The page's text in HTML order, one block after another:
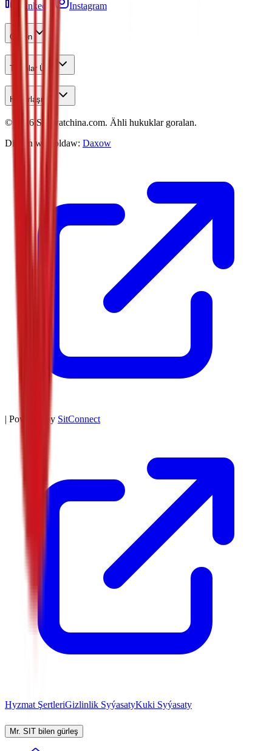
LinkedIn Instagram
Öwren
Talyplar Üçin
Habarlaşmak
© 2026 Studyatchina.com. Ähli hukuklar goralan.
Dizaýn we goldaw: Daxow
| Powered by SitConnect
Hyzmat ŞertleriGizlinlik SyýasatyKuki Syýasaty
Mr. SIT bilen gürleş